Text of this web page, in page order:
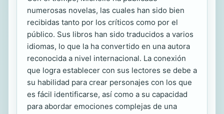
numerosas novelas, las cuales han sido bien
recibidas tanto por los críticos como por el
público. Sus libros han sido traducidos a varios
idiomas, lo que la ha convertido en una autora
reconocida a nivel internacional. La conexión
que logra establecer con sus lectores se debe a
su habilidad para crear personajes con los que
es fácil identificarse, así como a su capacidad
para abordar emociones complejas de una